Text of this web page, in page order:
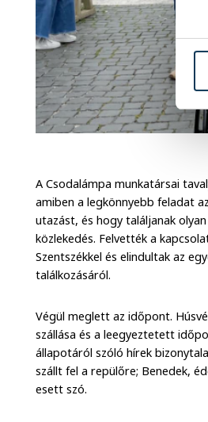
A Csodalámpa munkatársai
amiben a legkönnyebb feladat
utazást, és hogy találjanak
közlekedés. Felvették a
Szentszékkel és elindultak az
találkozásáról.
Végül meglett az időpont.
szállása és a leegyeztetett
állapotáról szóló hírek
szállt fel a repülőre; Benedek,
esett szó.